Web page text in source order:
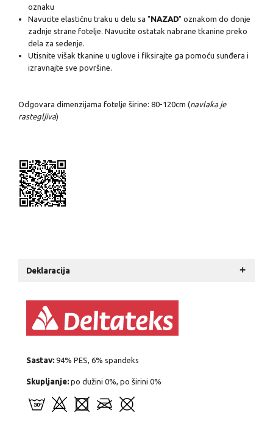
oznaku
Navucite elastičnu traku u delu sa "NAZAD" oznakom do donje
zadnje strane fotelje. Navucite ostatak nabrane tkanine preko
dela za sedenje.
Utisnite višak tkanine u uglove i fiksirajte ga pomoću sunđera i
izravnajte sve površine.
Odgovara dimenzijama fotelje širine: 80-120cm (navlaka je
rastegljiva)
Deklaracija +
Sastav:94% PES, 6% spandeks
Skupljanje:po dužini 0%, po širini 0%